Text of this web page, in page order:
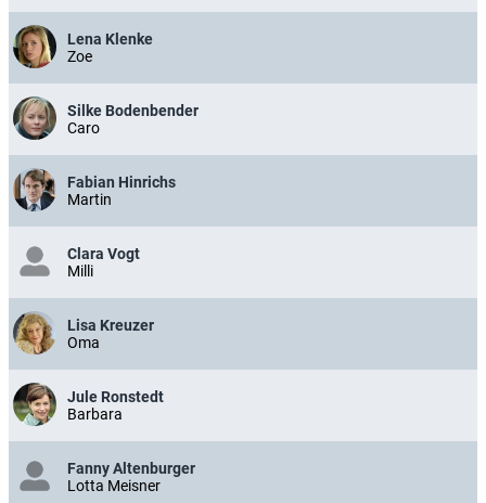
Lena Klenke
Zoe
Silke Bodenbender
Caro
Fabian Hinrichs
Martin
Clara Vogt
Milli
Lisa Kreuzer
Oma
Jule Ronstedt
Barbara
Fanny Altenburger
Lotta Meisner